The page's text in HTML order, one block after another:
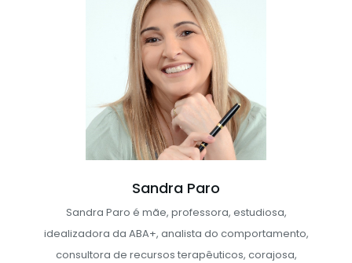
Sandra Paro
Sandra Paro é mãe, professora, estudiosa,
idealizadora da ABA+, analista do comportamento,
consultora de recursos terapêuticos, corajosa,